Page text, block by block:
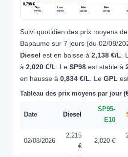
0,798 €
Dim
02/08
Lun
03/08
Mar
04/08
Mer
05/08
Suivi quotidien des prix moyens
Bapaume sur 7 jours (du 02/08/
Diesel est en baisse à 2,138 €/L.
à 2,020 €/L. Le SP98 est stable à
en hausse à 0,834 €/L. Le GPL
Tableau des prix moyens par jour
Date Diesel
SP95-
E10
02/08/2026
2,215
€
2,020 €